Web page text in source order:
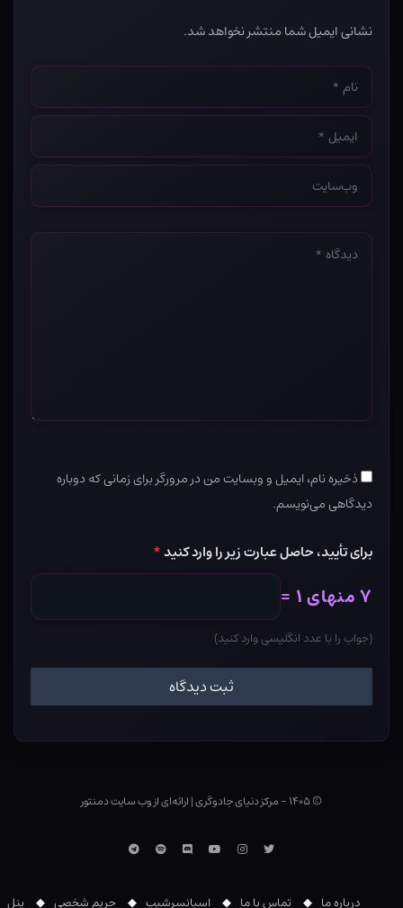
نشانی ایمیل شما منتشر نخواهد شد.
نام
*
ایمیل
*
وب‌سایت
*
دیدگاه
ذخیره نام، ایمیل و وبسایت من در مرورگر برای زمانی که دوباره
دیدگاهی می‌نویسم.
برای تأیید، حاصل عبارت زیر را وارد کنید*
۷ منهای ۱ =
(جواب را با عدد انگلیسی وارد کنید)
© ۱۴۰۵ - مرکز دنیای جادوگری |ارائه‌ای از وب ‌سایت دمنتور
توییتراینستاگرام
یوتوبDiscordاسپاتیفایتلگرام
درباره ما تماس با ما اسپانسرشیپ حریم شخصی پنل